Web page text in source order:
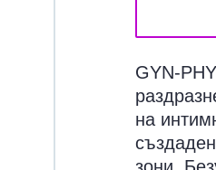
GYN-
на